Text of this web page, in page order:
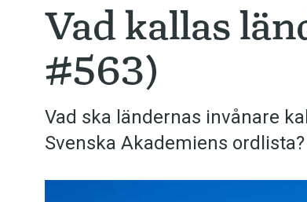
Vad kallas
#563)
Vad ska ländernas invånare
Svenska Akademiens ordlista?